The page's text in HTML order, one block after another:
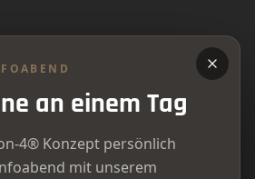
an einem Tag
4® Konzept persönlich
mit unserem